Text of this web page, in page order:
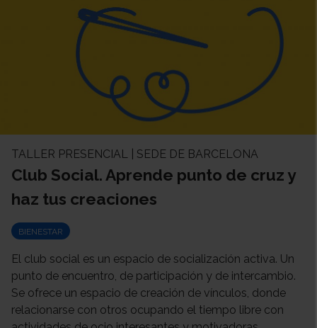
TALLER PRESENCIAL | SEDE DE BARCELONA
Club Social. Aprende punto de cruz y
haz tus creaciones
BIENESTAR
El club social es un espacio de socialización activa. Un
punto de encuentro, de participación y de intercambio.
Se ofrece un espacio de creación de vínculos, donde
relacionarse con otros ocupando el tiempo libre con